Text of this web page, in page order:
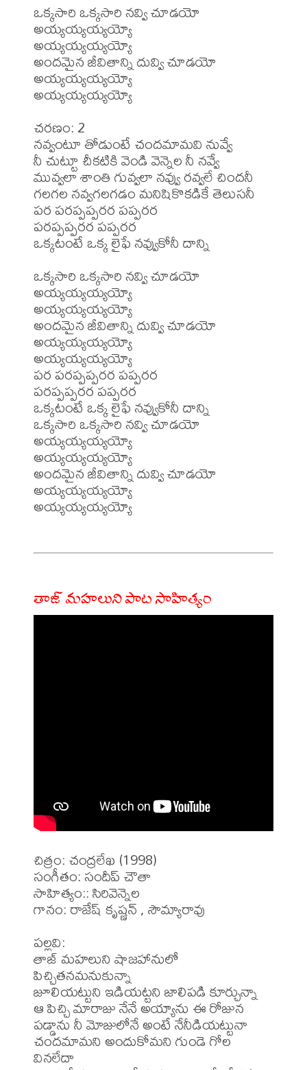
ఒక్కసారి ఒక్కసారి నవ్వి చూడయో
అయ్యయ్యయ్యయ్యో
అయ్యయ్యయ్యయ్యో
అందమైన జీవితాన్ని దువ్వి చూడయో
అయ్యయ్యయ్యయ్యో
అయ్యయ్యయ్యయ్యో
చరణం: 2
నవ్వంటూ తోడుంటే చందమామవి నువ్వే
నీ చుట్టూ చీకటికి వెండి వెన్నెల నీ నవ్వే
మువ్వలా శాంతి గువ్వలా నవ్వు రవ్వలే చిందనీ
గలగల నవ్వగలగడం మనిషికొకడికే తెలుసనీ
పర పరప్పప్పరర పప్పరర
పరప్పప్పరర పప్పరర
ఒక్కటంటే ఒక్క లైఫే నవ్వుకోనీ దాన్ని
ఒక్కసారి ఒక్కసారి నవ్వి చూడయో
అయ్యయ్యయ్యయ్యో
అయ్యయ్యయ్యయ్యో
అందమైన జీవితాన్ని దువ్వి చూడయో
అయ్యయ్యయ్యయ్యో
అయ్యయ్యయ్యయ్యో
పర పరప్పప్పరర పప్పరర
పరప్పప్పరర పప్పరర
ఒక్కటంటే ఒక్క లైఫే నవ్వుకోనీ దాన్ని
ఒక్కసారి ఒక్కసారి నవ్వి చూడయో
అయ్యయ్యయ్యయ్యో
అయ్యయ్యయ్యయ్యో
అందమైన జీవితాన్ని దువ్వి చూడయో
అయ్యయ్యయ్యయ్యో
అయ్యయ్యయ్యయ్యో
తాజ్ మహలుని పాట సాహిత్యం
చిత్రం: చంద్రలేఖ (1998)
సంగీతం: సందీప్ చౌతా
సాహిత్యం:: సిరివెన్నెల
గానం: రాజేష్ కృష్ణన్ , సౌమ్యారావు
పల్లవి:
తాజ్ మహలుని షాజహానులో
పిచ్చితనమనుకున్నా
జూలియట్టుని ఇడియట్టని జాలిపడి కూర్చున్నా
ఆ పిచ్చి మారాజు నేనే అయ్యాను ఈ రోజున
పడ్డాను నీ మోజులోనే అంటే నేనీడియట్టునా
చందమామని అందుకోమని గుండె గోల
వినలేదా